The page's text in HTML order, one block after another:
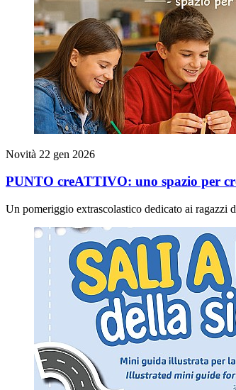
Novità 22 gen 2026
PUNTO creATTIVO: uno spazio per
Un pomeriggio extrascolastico dedicato ai ragazzi